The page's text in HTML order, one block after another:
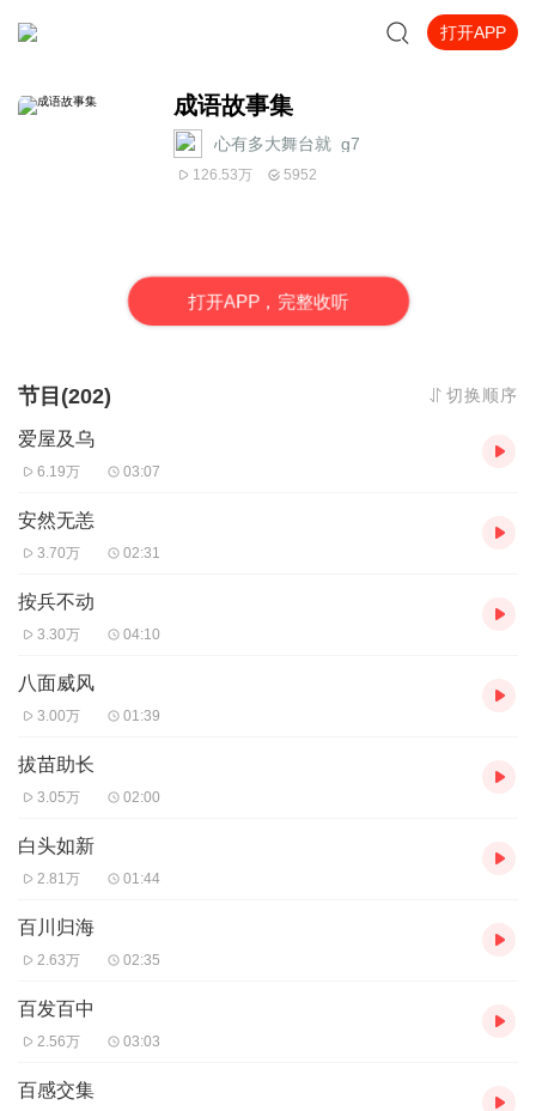
打开APP
成语故事集
心有多大舞台就_g7
126.53万 5952
打开APP，完整收听
节目(202) 切换顺序
爱屋及乌
6.19万 03:07
安然无恙
3.70万 02:31
按兵不动
3.30万 04:10
八面威风
3.00万 01:39
拔苗助长
3.05万 02:00
白头如新
2.81万 01:44
百川归海
2.63万 02:35
百发百中
2.56万 03:03
百感交集